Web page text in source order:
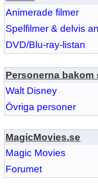
Animerade filmer
Spelfilmer & delvis
DVD/Blu-ray-listan
Personerna bakom
Walt Disney
Övriga personer
MagicMovies.se
Magic Movies
Forumet